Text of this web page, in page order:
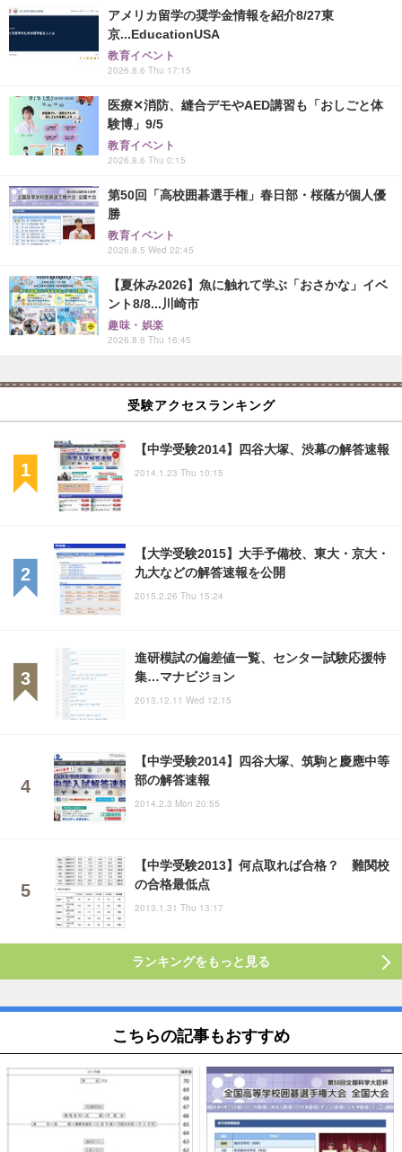
アメリカ留学の奨学金情報を紹介8/27東
京...EducationUSA
教育イベント
2026.8.6 Thu 17:15
医療✕消防、縫合デモやAED講習も「おしごと体
験博」9/5
教育イベント
2026.8.6 Thu 0:15
第50回「高校囲碁選手権」春日部・桜蔭が個人優
勝
教育イベント
2026.8.5 Wed 22:45
【夏休み2026】魚に触れて学ぶ「おさかな」イベ
ント8/8...川崎市
趣味・娯楽
2026.8.6 Thu 16:45
受験アクセスランキング
【中学受験2014】四谷大塚、渋幕の解答速報
2014.1.23 Thu 10:15
【大学受験2015】大手予備校、東大・京大・
九大などの解答速報を公開
2015.2.26 Thu 15:24
進研模試の偏差値一覧、センター試験応援特
集…マナビジョン
2013.12.11 Wed 12:15
【中学受験2014】四谷大塚、筑駒と慶應中等
部の解答速報
2014.2.3 Mon 20:55
【中学受験2013】何点取れば合格？ 難関校
の合格最低点
2013.1.31 Thu 13:17
ランキングをもっと見る
こちらの記事もおすすめ